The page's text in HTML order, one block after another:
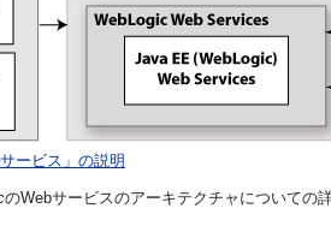
ービス」の説明
のWebサービスのアーキテクチャについての